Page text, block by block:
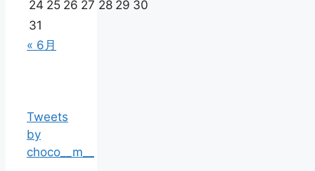
24 25 26 27 28 29 30
31
« 6月
Tweets
by
choco__m__